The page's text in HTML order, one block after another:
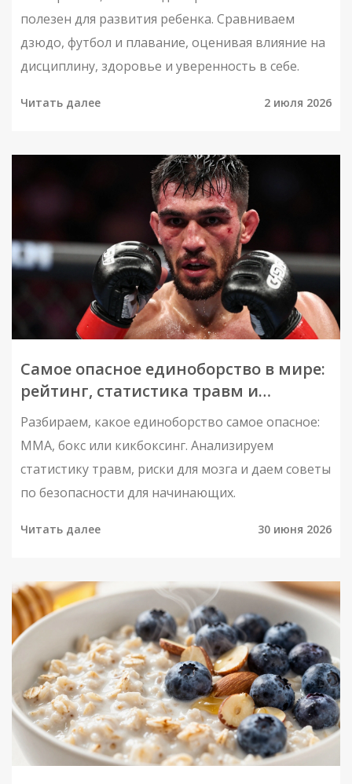
полезен для развития ребенка. Сравниваем
дзюдо, футбол и плавание, оценивая влияние на
дисциплину, здоровье и уверенность в себе.
Читать далее 2 июля 2026
Самое опасное единоборство в мире:
рейтинг, статистика травм и
реальные риски
Разбираем, какое единоборство самое опасное:
MMA, бокс или кикбоксинг. Анализируем
статистику травм, риски для мозга и даем советы
по безопасности для начинающих.
Читать далее 30 июня 2026